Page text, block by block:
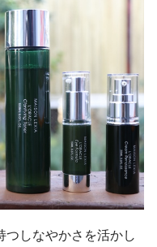
つしなやかさを活かし